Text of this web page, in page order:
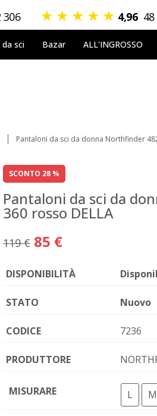
306 ★ ★ ★ ★ ★ 4,96
sci Bazar ALL'INGROSSO
Pantaloni da sci da donna Northfinder
SCONTO 28 %
Pantaloni da sci da
360 rosso DELLA
119 € 85 €
DISPONIBILITÀ
STATO Nuovo
CODICE 7236
PRODUTTORE
MISURARE L M